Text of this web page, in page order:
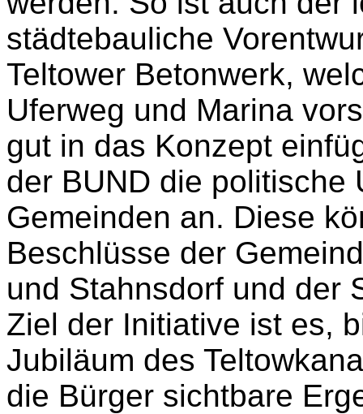
städtebauliche
Teltower Betonwerk,
Uferweg und Marina
gut in das Konzept
der BUND die politische
Gemeinden an. Diese
Beschlüsse der
und Stahnsdorf und der
Ziel der Initiative ist es,
Jubiläum des
die Bürger sichtbare